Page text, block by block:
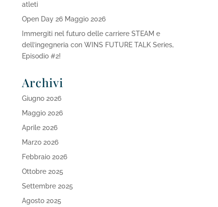
atleti
Open Day 26 Maggio 2026
Immergiti nel futuro delle carriere STEAM e
dell’ingegneria con WINS FUTURE TALK Series,
Episodio #2!
Archivi
Giugno 2026
Maggio 2026
Aprile 2026
Marzo 2026
Febbraio 2026
Ottobre 2025
Settembre 2025
Agosto 2025